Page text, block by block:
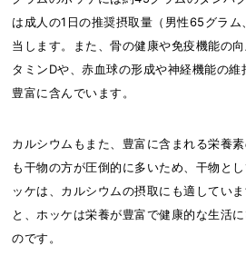
は成人の1日の推奨摂取量（男性65グラ
当します。また、骨の健康や免疫機能の
タミンDや、赤血球の形成や神経機能の維
豊富に含んでいます。
カルシウムもまた、豊富に含まれる栄養
も干物の方が圧倒的に多いため、干物と
ッケは、カルシウムの摂取にも適してい
と、ホッケは栄養が豊富で健康的な生活
のです。